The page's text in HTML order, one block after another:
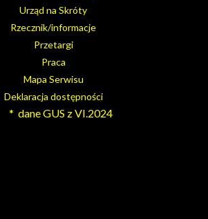
Urząd na Skróty
Rzecznik/informacje
Przetargi
Praca
Mapa Serwisu
Deklaracja dostępności
* dane GUS z VI.2024